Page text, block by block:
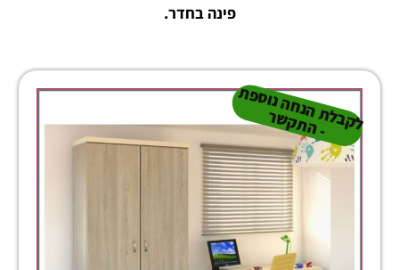
פינה בחדר.
ל
ק
ב
ל
ת
הנ
ח
ה נו
ס
פ
ת
-
ה
ת
ק
ש
ר